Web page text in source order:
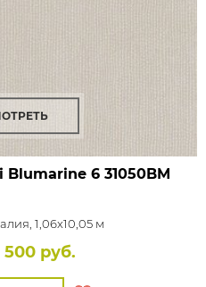
Blumarine 631050BM
1,06x10,05 м
500 руб.